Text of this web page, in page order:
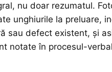
nu doar rezumatul.
unghiurile la preluare,
sau defect existent, și
notate în procesul-